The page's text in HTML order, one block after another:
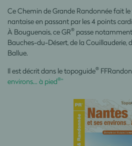
Ce Chemin de Grande Randonnée fait
nantaise en passant par les 4 points
À Bouguenais, ce GR® passe
Bauches-du-Désert, de la Couillauderie,
Ballue.
Il est décrit dans le topoguide®
environs... à pied®”